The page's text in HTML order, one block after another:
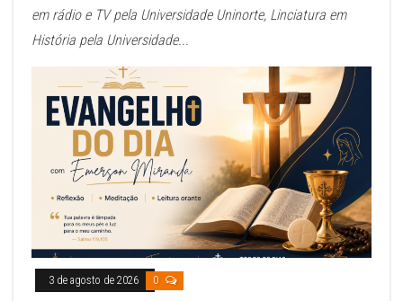
em rádio e TV pela Universidade Uninorte, Linciatura em
História pela Universidade...
3 de agosto de 2026 0